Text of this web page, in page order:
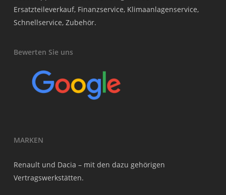
Ersatzteileverkauf, Finanzservice, Klimaanlagenservice,
Schnellservice, Zubehör.
Bewerten Sie uns
MARKEN
Renault und Dacia – mit den dazu gehörigen
Vertragswerkstätten.